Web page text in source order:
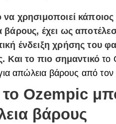
χρησιμοποιεί
βάρους, έχει ως
ένδειξη χρήσης του
Και το πιο σημαντικότο
για απώλεια βάρους από τον
το Ozempic
βάρους